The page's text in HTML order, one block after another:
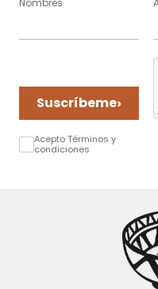
Nombres
Suscríbeme›
Acepto Términos y
condiciones